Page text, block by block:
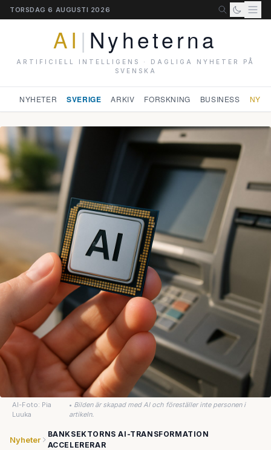
TORSDAG 6 AUGUSTI 2026
AI | Nyheterna
ARTIFICIELL INTELLIGENS · DAGLIGA NYHETER PÅ
SVENSKA
NYHETER SVERIGE ARKIV FORSKNING BUSINESS
AI-Foto: Pia
Luuka
• Bilden är skapad med AI och föreställer inte personen i
artikeln.
Nyheter
BANKSEKTORNS AI-TRANSFORMATION
ACCELERERAR